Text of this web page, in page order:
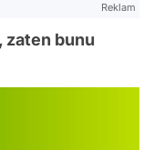
Reklam
zaten bunu